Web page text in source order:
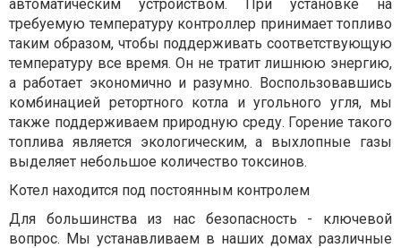
автоматическим устройством. При установке на
требуемую температуру контроллер принимает топливо
таким образом, чтобы поддерживать соответствующую
температуру все время. Он не тратит лишнюю энергию,
а работает экономично и разумно. Воспользовавшись
комбинацией ретортного котла и угольного угля, мы
также поддерживаем природную среду. Горение такого
топлива является экологическим, а выхлопные газы
выделяет небольшое количество токсинов.
Котел находится под постоянным контролем
Для большинства из нас безопасность - ключевой
вопрос. Мы устанавливаем в наших домах различные